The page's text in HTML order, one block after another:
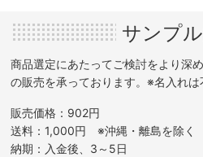
サンプ
商品選定にあたってご検討をより深
の販売を承っております。※名入れは
販売価格：902円
送料：1,000円 ※沖縄・離島を除く
納期：入金後、3～5日